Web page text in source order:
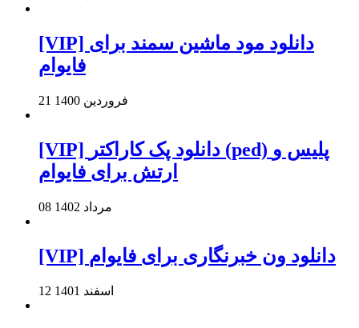
[VIP] دانلود مود ماشین سمند برای
فایوام
21 فروردین 1400
[VIP] دانلود پک کاراکتر (ped) پلیس و
ارتش برای فایوام
08 مرداد 1402
[VIP] دانلود ون خبرنگاری برای فایوام
12 اسفند 1401